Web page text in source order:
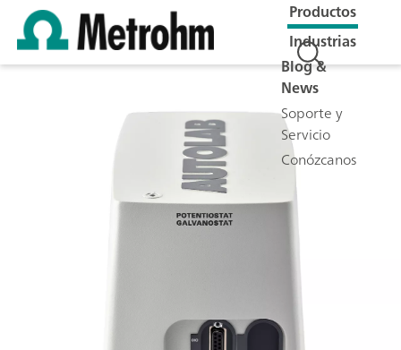
Productos
Industrias
Blog &
News
Soporte y
Servicio
Conózcanos